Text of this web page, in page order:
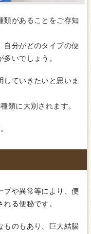
類があることをご存知
自分がどのタイプの便
いでしょう。
していきたいと思いま
類に大別されます。
プや異常等により、便
る便秘です。
ものもあり、巨大結腸